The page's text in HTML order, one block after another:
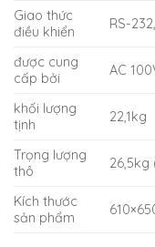
Giao thức
điều khiển
RS-
được cung
cấp bởi
AC
khối lượng
tịnh
22,1kg
Trọng lượng
thô
26,5kg
Kích thước
sản phẩm